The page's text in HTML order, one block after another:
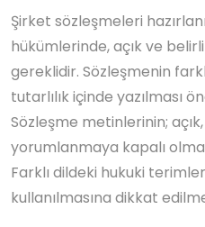
Şirket sözleşmeleri
hükümlerinde, açık ve
gereklidir. Sözleşmenin
tutarlılık içinde yazılması
Sözleşme metinlerinin;
yorumlanmaya kapalı
Farklı dildeki hukuki
kullanılmasına dikkat